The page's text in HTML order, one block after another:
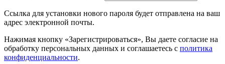
Ссылка для установки нового пароля будет отправлена ​​на ваш
адрес электронной почты.
Нажимая кнопку «Зарегистрироваться», Вы даете согласие на
обработку персональных данных и соглашаетесь с политика
конфиденциальности.